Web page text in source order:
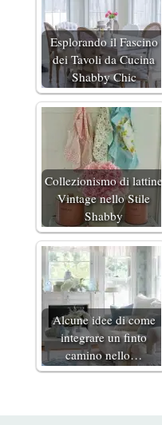
Esplorando il Fascino
dei Tavoli da Cucina
Shabby Chic
Collezionismo di lattine
Vintage nello Stile
Shabby
Alcune idee di come
integrare un finto
camino nello…